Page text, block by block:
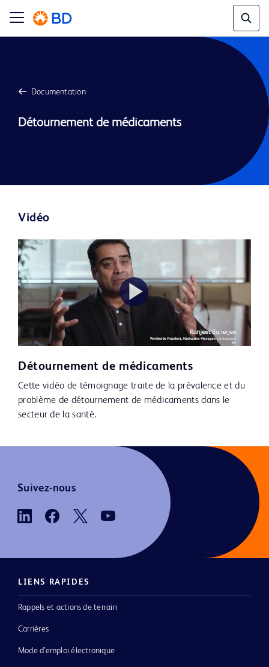
Documentation
Détournement de médicaments
Vidéo
Play
Video
Détournement de médicaments
Cette vidéo de témoignage traite de la prévalence et du
problème de détournement de médicaments dans le
secteur de la santé.
Suivez-nous
LIENS RAPIDES
Rappels et actions de terrain
Carrières
Mode d’emploi électronique